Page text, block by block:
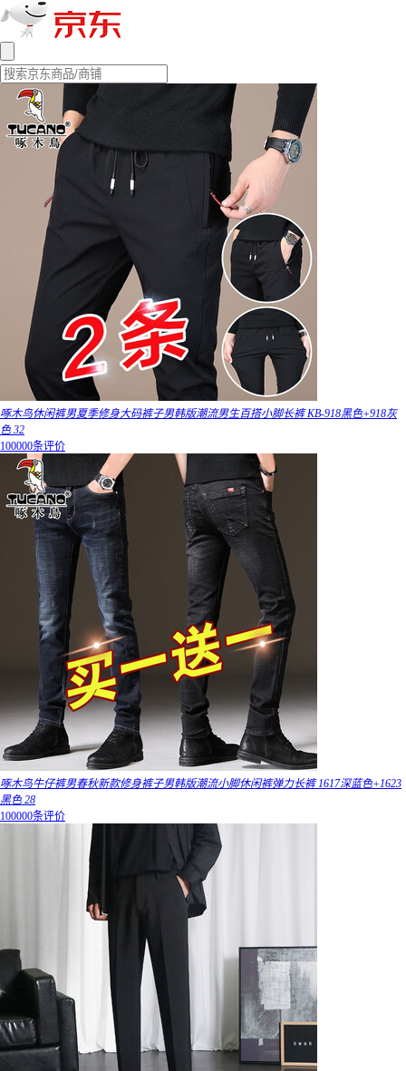
啄木鸟休闲裤男夏季修身大码裤子男韩版潮流男生百搭小脚长裤 KB-918黑色+918灰
色 32
100000条评价
啄木鸟牛仔裤男春秋新款修身裤子男韩版潮流小脚休闲裤弹力长裤 1617深蓝色+1623
黑色 28
100000条评价